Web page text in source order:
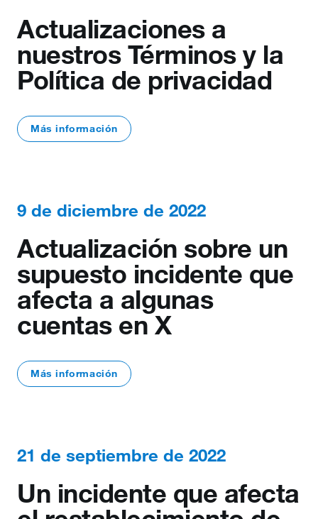
Actualizaciones a
nuestros Términos y la
Política de privacidad
Más información
9 de diciembre de 2022
Actualización sobre un
supuesto incidente que
afecta a algunas
cuentas en X
Más información
21 de septiembre de 2022
Un incidente que afecta